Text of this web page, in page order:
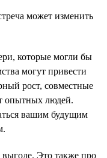
может изменить
которые могли бы
могут привести
рост, совместные
опытных людей.
вашим будущим
Это также про